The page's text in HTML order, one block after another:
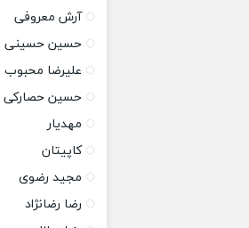
آرش معروفی
حسین حسینی
علیرضا محبوب
حسین حصارکی
مهدیار
کاپیتان
مجید رضوی
رضا رضانژاد